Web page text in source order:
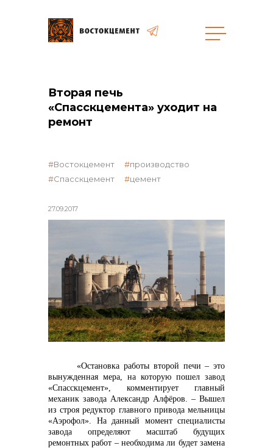
Закупки
общая информация
объявленные закупки
контакты отдела закупок
Контакты
Вторая печь
«Спасскцемента» уходит на
ремонт
27.09.2017
Востокцемент
производство
Спасскцемент
цемент
«Остановка работы второй печи – это
вынужденная мера, на которую пошел завод
«Спасскцемент», комментирует главный
механик завода Александр Алфёров. – Вышел
из строя редуктор главного привода мельницы
«Аэрофол». На данный момент специалисты
завода определяют масштаб будущих
ремонтных работ – необходима ли будет замена